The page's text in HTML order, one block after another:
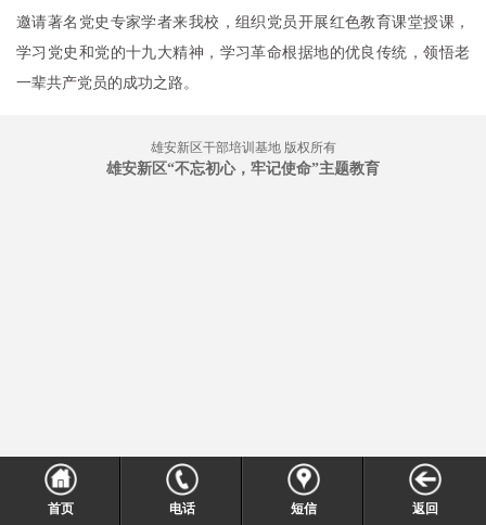
邀请著名党史专家学者来我校，组织党员开展红色教育课堂授课，
学习党史和党的十九大精神，学习革命根据地的优良传统，领悟老
一辈共产党员的成功之路。
雄安新区干部培训基地 版权所有
雄安新区“不忘初心，牢记使命”主题教育
首页 电话 短信 返回